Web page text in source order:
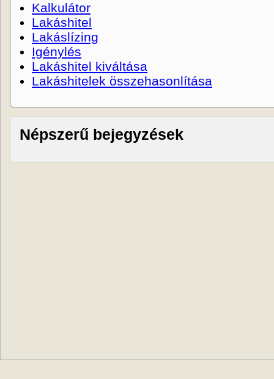
Kalkulátor
Lakáshitel
Lakáslízing
Igénylés
Lakáshitel kiváltása
Lakáshitelek összehasonlítása
Népszerű bejegyzések